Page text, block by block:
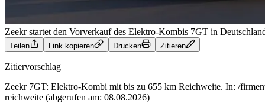
Zeekr startet den Vorverkauf des Elektro-Kombis 7GT in
Teilen Link kopieren Drucken Zitieren
Zitiervorschlag
Zeekr 7GT: Elektro-Kombi mit bis zu 655 km Reichweite. In: /
reichweite (abgerufen am: 08.08.2026)